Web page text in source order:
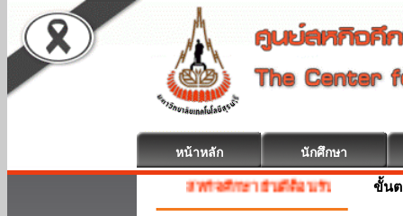
หน้าหลัก นักศึกษา
สหกิจศึกษา ยินดีต้อนรับ ขั้นต